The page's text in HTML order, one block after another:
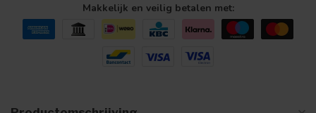
Makkelijk en veilig betalen met: